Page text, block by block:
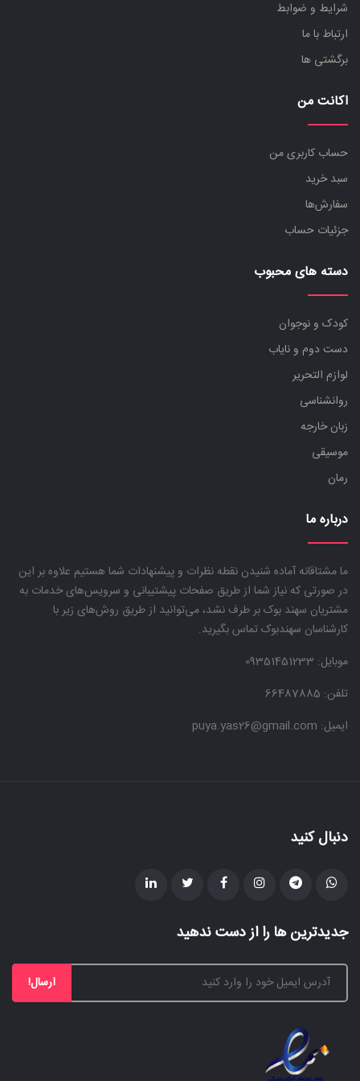
شرایط و ضوابط
ارتباط با ما
برگشتی ها
اکانت من
حساب کاربری من
سبد خرید
سفارش‌ها
جزئیات حساب
دسته های محبوب
کودک و نوجوان
دست دوم و نایاب
لوازم التحریر
روانشناسی
زبان خارجه
موسیقی
رمان
درباره ما
ما مشتاقانه آماده شنیدن نقطه نظرات و پیشنهادات شما هستیم علاوه بر این
در صورتی که نیاز شما از طریق صفحات پیشتیبانی و سرویس‌های خدمات به
مشتریان سهند بوک بر طرف نشد، می‌توانید از طریق روش‌های زیر با
کارشناسان سهندبوک تماس بگیرید.
موبایل:
تلفن: 66487885
ایمیل: puya.yas26@gmail.com
دنبال کنید
جدیدترین ها را از دست ندهید
ارسال!